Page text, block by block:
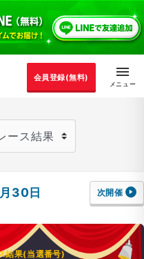
会員登録(無料)
30日 次開催
結果(当選番号)